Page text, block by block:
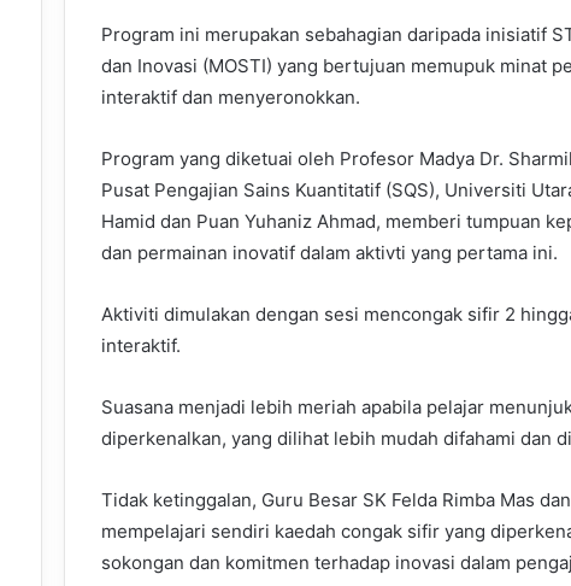
Program ini merupakan sebahagian daripada inisiatif
dan Inovasi (MOSTI) yang bertujuan memupuk minat
interaktif dan menyeronokkan.
Program yang diketuai oleh Profesor Madya Dr.
Pusat Pengajian Sains Kuantitatif (SQS), Universiti
Hamid dan Puan Yuhaniz Ahmad, memberi tumpuan
dan permainan inovatif dalam aktivti yang pertama ini.
Aktiviti dimulakan dengan sesi mencongak sifir 2
interaktif.
Suasana menjadi lebih meriah apabila pelajar
diperkenalkan, yang dilihat lebih mudah difahami dan
Tidak ketinggalan, Guru Besar SK Felda Rimba Mas
mempelajari sendiri kaedah congak sifir yang
sokongan dan komitmen terhadap inovasi dalam